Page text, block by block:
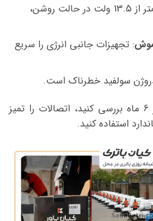
: ولتاژ کمتر از 13.5 ولت در حالت روشن،
: تجهیزات جانبی انرژی را سریع
سولفید خطرناک است.
برای پیشگیری، باتری را هر 6 ماه بررسی کنید، اتصالات را تمیز
استفاده کنید.